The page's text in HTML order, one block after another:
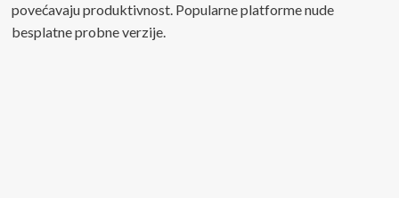
povećavaju produktivnost. Popularne platforme nude
besplatne probne verzije.